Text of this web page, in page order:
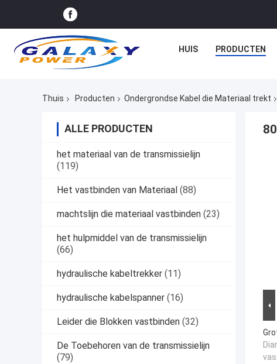
HUIS PRODUCTEN
Thuis Producten Ondergrondse Kabel die Materiaal trekt
ALLE PRODUCTEN
het materiaal van de transmissielijn
(119)
Het vastbinden van Materiaal (88)
machtslijn die materiaal vastbinden (23)
het hulpmiddel van de transmissielijn
(66)
hydraulische kabeltrekker (11)
hydraulische kabelspanner (16)
Leider die Blokken vastbinden (32)
De Toebehoren van de transmissielijn
(79)